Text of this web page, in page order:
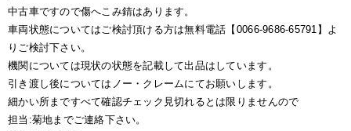
中古車ですので傷へこみ錆はあります。
車両状態についてはご検討頂ける方は無料電話【0066-9686-65791】よ
りご検討下さい。
機関については現状の状態を記載して出品はしています。
引き渡し後についてはノー・クレームにてお願いします。
細かい所まですべて確認チェック見切れるとは限りませんので
担当:菊地までご連絡下さい。